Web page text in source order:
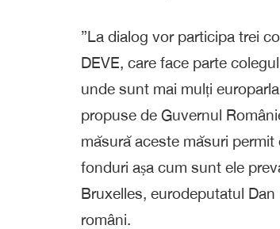
”La dialog vor participa trei
DEVE, care face parte
unde sunt mai mulți
propuse de Guvernul
măsură aceste măsuri
fonduri așa cum sunt ele
Bruxelles, eurodeputatul
români.